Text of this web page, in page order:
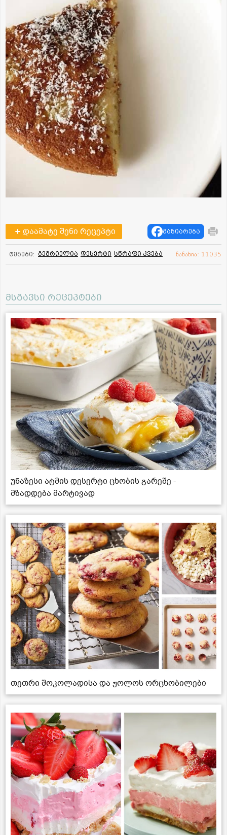
დაამატე შენი რეცეპტი გაზიარება
ტეგები: გემრიელია დესერტი სწრაფი კვება ნანახია: 11035
მსგავსი რეცეპტები
უნაზესი ატმის დესერტი ცხობის გარეშე -
მზადდება მარტივად
თეთრი შოკოლადისა და ჟოლოს ორცხობილები